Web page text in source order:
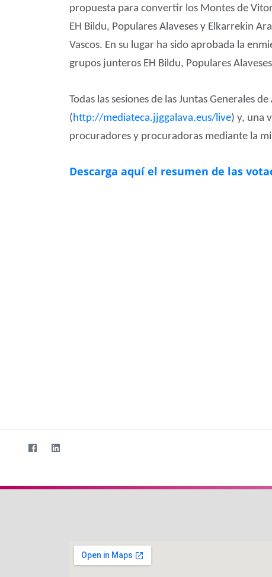
propuesta para convertir los Montes de
EH Bildu, Populares Alaveses y Elkarrekin
Vascos. En su lugar ha sido aprobada la
grupos junteros EH Bildu, Populares
Todas las sesiones de las Juntas Generales
( http://mediateca.jjggalava.eus/live) y, una
procuradores y procuradoras mediante la
Descarga aquí el resumen de las